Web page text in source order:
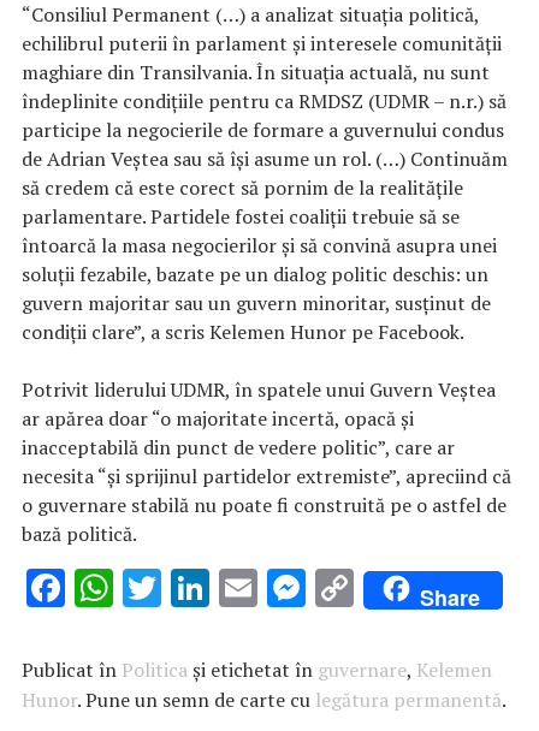
“Consiliul Permanent (…) a analizat situaţia politică,
echilibrul puterii în parlament şi interesele comunităţii
maghiare din Transilvania. În situaţia actuală, nu sunt
îndeplinite condiţiile pentru ca RMDSZ (UDMR – n.r.) să
participe la negocierile de formare a guvernului condus
de Adrian Veştea sau să îşi asume un rol. (…) Continuăm
să credem că este corect să pornim de la realităţile
parlamentare. Partidele fostei coaliţii trebuie să se
întoarcă la masa negocierilor şi să convină asupra unei
soluţii fezabile, bazate pe un dialog politic deschis: un
guvern majoritar sau un guvern minoritar, susţinut de
condiţii clare”, a scris Kelemen Hunor pe Facebook.
Potrivit liderului UDMR, în spatele unui Guvern Veştea
ar apărea doar “o majoritate incertă, opacă şi
inacceptabilă din punct de vedere politic”, care ar
necesita “şi sprijinul partidelor extremiste”, apreciind că
o guvernare stabilă nu poate fi construită pe o astfel de
bază politică.
F
e
b
W
at
s
T
it
te
Li
k
e
E
ai
l
M
se
n
C
o
p
y
Share
Publicat în Politicași etichetat în guvernare, Kelemen
Hunor. Pune un semn de carte cu legătura permanentă.